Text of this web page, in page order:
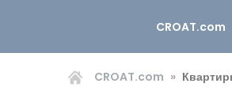
CROAT.com
CROAT.com